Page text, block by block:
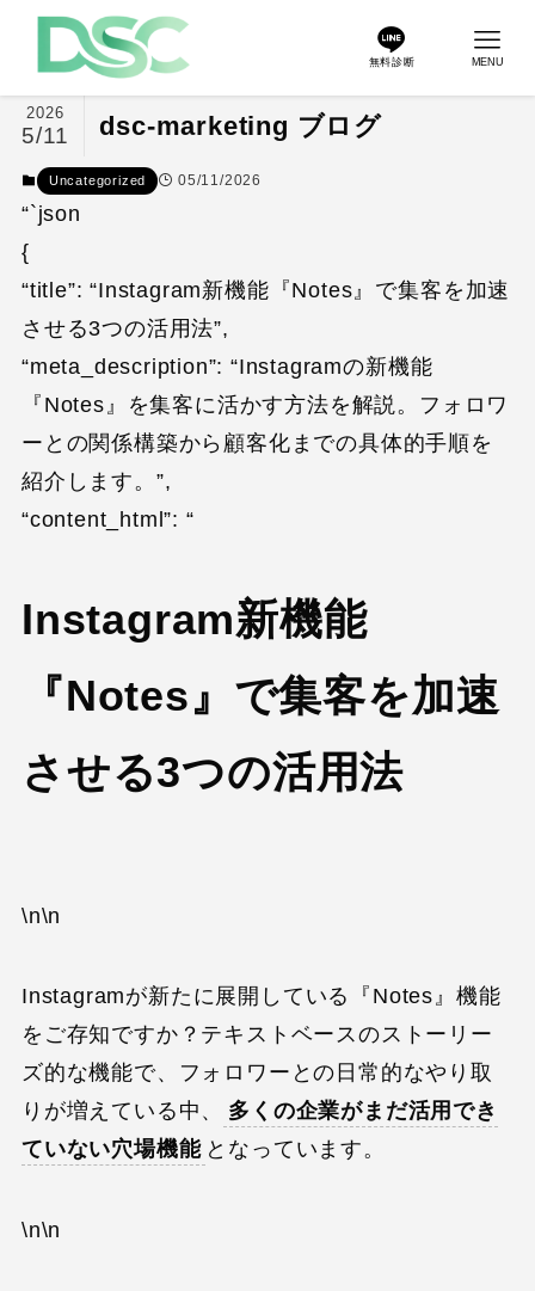
無料診断 MENU
dsc-marketing ブログ
2026
5/11
Uncategorized 05/11/2026
“`json
{
“title”: “Instagram新機能『Notes』で集客を加速
させる3つの活用法”,
“meta_description”: “Instagramの新機能
『Notes』を集客に活かす方法を解説。フォロワ
ーとの関係構築から顧客化までの具体的手順を
紹介します。”,
“content_html”: “
Instagram新機能
『Notes』で集客を加速
させる3つの活用法
\n\n
Instagramが新たに展開している『Notes』機能
をご存知ですか？テキストベースのストーリー
ズ的な機能で、フォロワーとの日常的なやり取
りが増えている中、
多くの企業がまだ活用でき
ていない穴場機能 となっています。
\n\n